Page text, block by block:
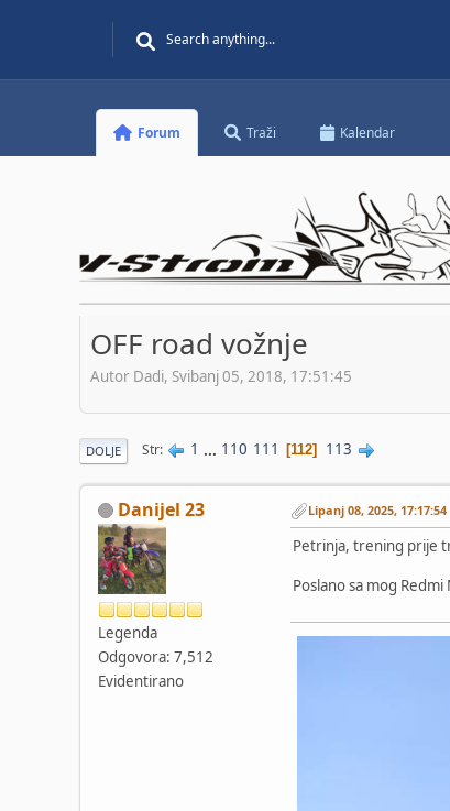
Forum Traži Kalendar
OFF road vožnje
Autor Dadi, Svibanj 05, 2018, 17:51:45
DOLJE Str 1 ... 110 111 112 113
Danijel 23
Legenda
Odgovora: 7,512
Evidentirano
Lipanj 08, 2025, 17:17:54
Petrinja, trening prije
Poslano sa mog